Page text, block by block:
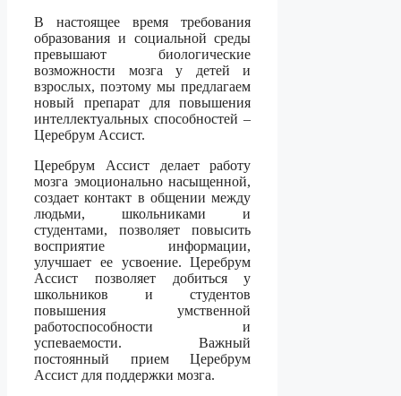
В настоящее время требования
образования и социальной среды
превышают биологические
возможности мозга у детей и
взрослых, поэтому мы предлагаем
новый препарат для повышения
интеллектуальных способностей –
Церебрум Ассист.
Церебрум Ассист делает работу
мозга эмоционально насыщенной,
создает контакт в общении между
людьми, школьниками и
студентами, позволяет повысить
восприятие информации,
улучшает ее усвоение. Церебрум
Ассист позволяет добиться у
школьников и студентов
повышения умственной
работоспособности и
успеваемости. Важный
постоянный прием Церебрум
Ассист для поддержки мозга.